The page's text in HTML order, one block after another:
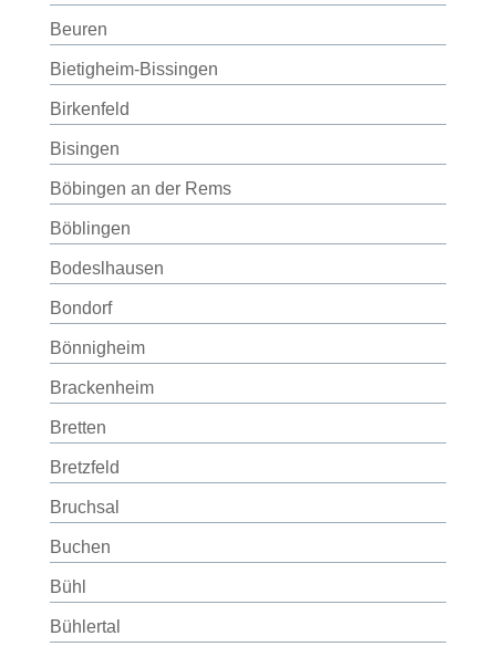
Beuren
Bietigheim-Bissingen
Birkenfeld
Bisingen
Böbingen an der Rems
Böblingen
Bodeslhausen
Bondorf
Bönnigheim
Brackenheim
Bretten
Bretzfeld
Bruchsal
Buchen
Bühl
Bühlertal